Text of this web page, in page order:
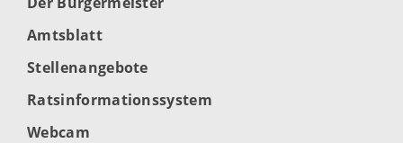
Amtsblatt
Stellenangebote
Ratsinformationssystem
Webcam